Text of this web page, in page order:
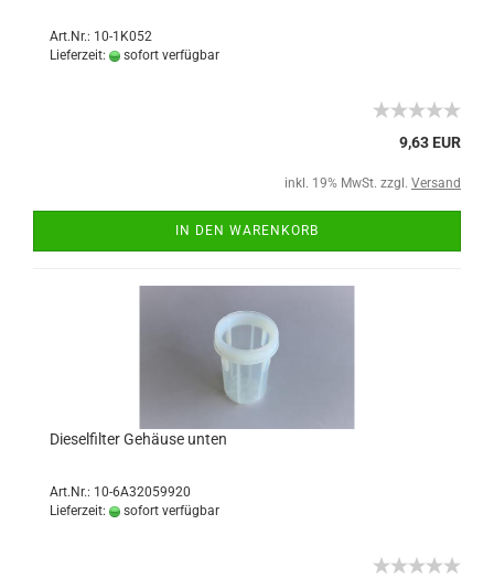
Art.Nr.: 10-1K052
Lieferzeit:
sofort verfügbar
9,63 EUR
inkl. 19% MwSt. zzgl. Versand
IN DEN WARENKORB
Dieselfilter Gehäuse unten
Art.Nr.: 10-6A32059920
Lieferzeit:
sofort verfügbar